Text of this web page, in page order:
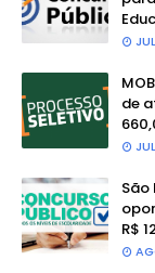
de
São
R$